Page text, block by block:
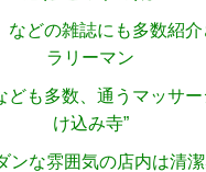
などの雑誌にも多数紹
ラリーマン
ども多数、通うマッサー
け込み寺”
ンな雰囲気の店内は清